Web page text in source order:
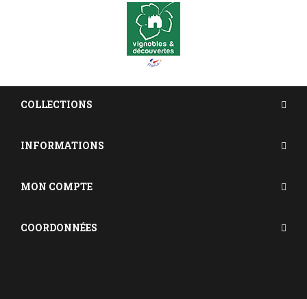
COLLECTIONS
INFORMATIONS
MON COMPTE
COORDONNÉES